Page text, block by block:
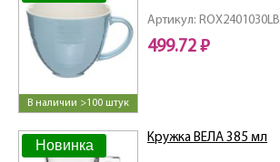
В наличии >100 штук
Артикул: ROX2401030LB
499.72 ₽
Новинка Кружка ВЕЛА 385 мл